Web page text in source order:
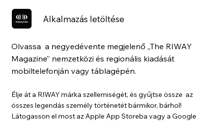
Alkalmazás letöltése
Olvassa a negyedévente megjelenő „The RIWAY
Magazine” nemzetközi és regionális kiadását
mobiltelefonján vagy táblagépén.
Élje át a RIWAY márka szellemiségét, és gyűjtse össze az
összes legendás személy történetét bármikor, bárhol!
Látogasson el most az Apple App Storeba vagy a Google